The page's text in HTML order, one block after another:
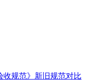
收规范》新旧规范对比